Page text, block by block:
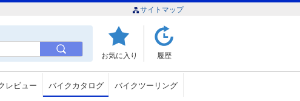
サイトマップ
お気に入り 履歴
レビュー バイクカタログ バイクツーリング